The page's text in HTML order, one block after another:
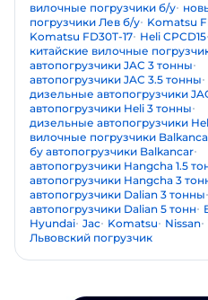
вилочные погрузчики б/у
погрузчики Лев б/у Komatsu
Komatsu FD30T-17 Heli CPCD15
китайские вилочные
автопогрузчики JAC 3 тонны
автопогрузчики JAC 3.5 тонны
дизельные автопогрузчики
автопогрузчики Heli 3 тонны
дизельные автопогрузчики
вилочные погрузчики
бу автопогрузчики Balkancar
автопогрузчики Hangcha 1.5
автопогрузчики Hangcha 3
автопогрузчики Dalian 3 тонны
автопогрузчики Dalian 5 тонн
Hyundai Jac Komatsu Nissan
Львовский погрузчик